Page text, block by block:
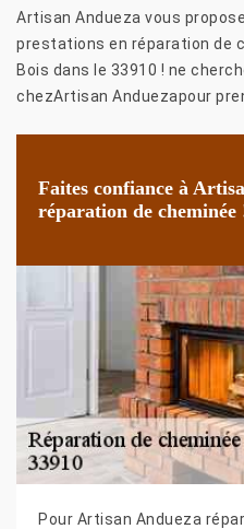
Artisan Andueza vous
prestations en réparation de
Bois dans le 33910 ! ne
chezArtisan Anduezapour
Faites confiance à
réparation de cheminée
Pour Artisan Andueza